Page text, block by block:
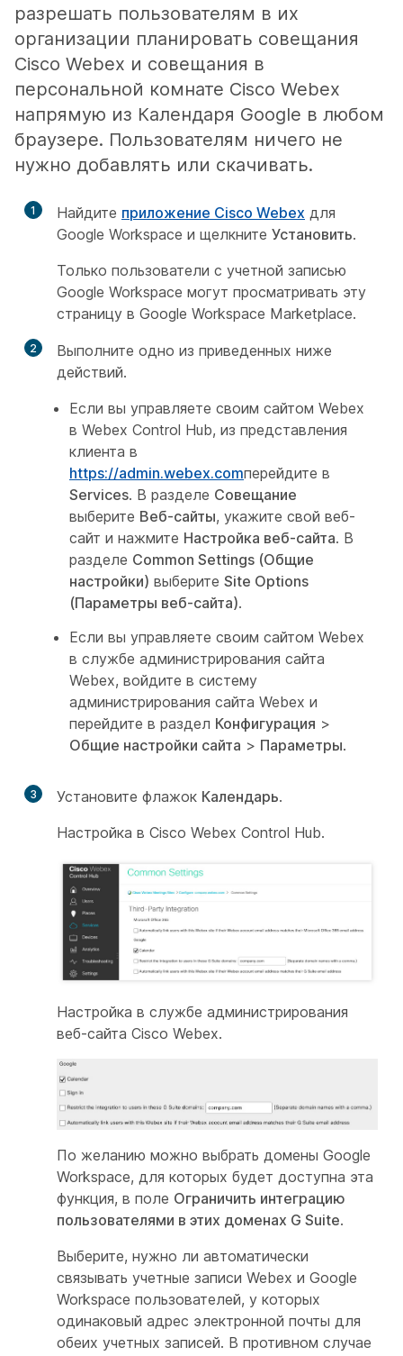
разрешать пользователям в их
организации планировать совещания
Cisco Webex и совещания в
персональной комнате Cisco Webex
напрямую из Календаря Google в любом
браузере. Пользователям ничего не
нужно добавлять или скачивать.
1 Найдите приложение Cisco Webex для
Google Workspace и щелкните Установить.
Только пользователи с учетной записью
Google Workspace могут просматривать эту
страницу в Google Workspace Marketplace.
2
Выполните одно из приведенных ниже
действий.
Если вы управляете своим сайтом Webex
в Webex Control Hub, из представления
клиента в
https://admin.webex.comперейдите в
Services. В разделе Совещание
выберите Веб-сайты, укажите свой веб-
сайт и нажмите Настройка веб-сайта. В
разделе Common Settings (Общие
настройки) выберите Site Options
(Параметры веб-сайта).
Если вы управляете своим сайтом Webex
в службе администрирования сайта
Webex, войдите в систему
администрирования сайта Webex и
перейдите в раздел Конфигурация >
Общие настройки сайта > Параметры.
3 Установите флажок Календарь.
Настройка в Cisco Webex Control Hub.
Настройка в службе администрирования
веб-сайта Cisco Webex.
По желанию можно выбрать домены Google
Workspace, для которых будет доступна эта
функция, в поле Ограничить интеграцию
пользователями в этих доменах G Suite.
Выберите, нужно ли автоматически
связывать учетные записи Webex и Google
Workspace пользователей, у которых
одинаковый адрес электронной почты для
обеих учетных записей. В противном случае